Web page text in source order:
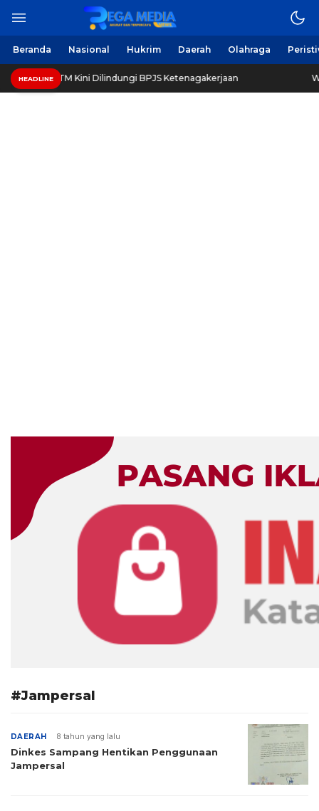
Regamedianews.com
Berita Harian Online
Beranda Nasional Hukrim Daerah Olahraga
HEADLINEUTM Kini Dilindungi BPJS Ketenagakerjaan
#Jampersal
DAERAH 8 tahun yang lalu
Dinkes Sampang Hentikan Penggunaan
Jampersal